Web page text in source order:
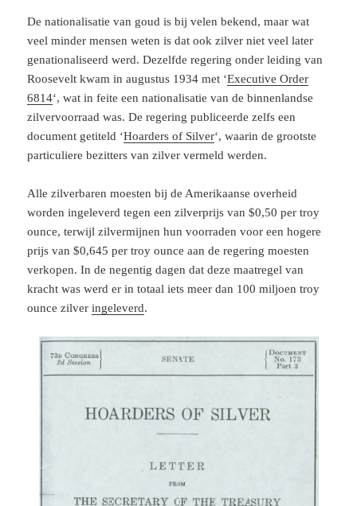
De nationalisatie van goud is bij velen bekend, maar wat
veel minder mensen weten is dat ook zilver niet veel later
genationaliseerd werd. Dezelfde regering onder leiding van
Roosevelt kwam in augustus 1934 met ‘Executive Order
6814‘, wat in feite een nationalisatie van de binnenlandse
zilvervoorraad was. De regering publiceerde zelfs een
document getiteld ‘Hoarders of Silver‘, waarin de grootste
particuliere bezitters van zilver vermeld werden.
Alle zilverbaren moesten bij de Amerikaanse overheid
worden ingeleverd tegen een zilverprijs van $0,50 per troy
ounce, terwijl zilvermijnen hun voorraden voor een hogere
prijs van $0,645 per troy ounce aan de regering moesten
verkopen. In de negentig dagen dat deze maatregel van
kracht was werd er in totaal iets meer dan 100 miljoen troy
ounce zilveringeleverd.